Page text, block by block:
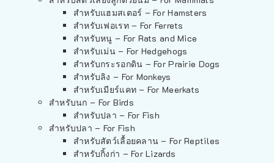
สำหรับแฮมสเตอร์ – For Hamsters
สำหรับเฟอเรท – For Ferrets
สำหรับหนู – For Rats and Mice
สำหรับเม่น – For Hedgehogs
สำหรับกระรอกดิน – For Prairie Dogs
สำหรับลิง – For Monkeys
สำหรับเมียร์แคท – For Meerkats
สำหรับนก – For Birds
สำหรับปลา – For Fish
สำหรับปลา – For Fish
สำหรับสัตว์เลื้อยคลาน – For Reptiles
สำหรับกิ้งก่า – For Lizards